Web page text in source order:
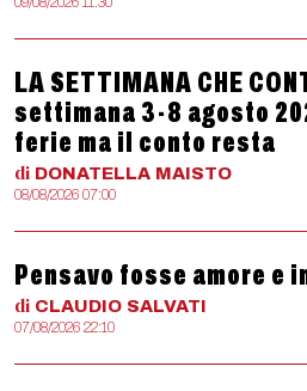
LA SETTIMANA CHE
settimana 3-8 agosto
ferie ma il conto resta
di DONATELLA MAISTO
08/08/2026 07:00
Pensavo fosse amore e
di CLAUDIO SALVATI
07/08/2026 22:10